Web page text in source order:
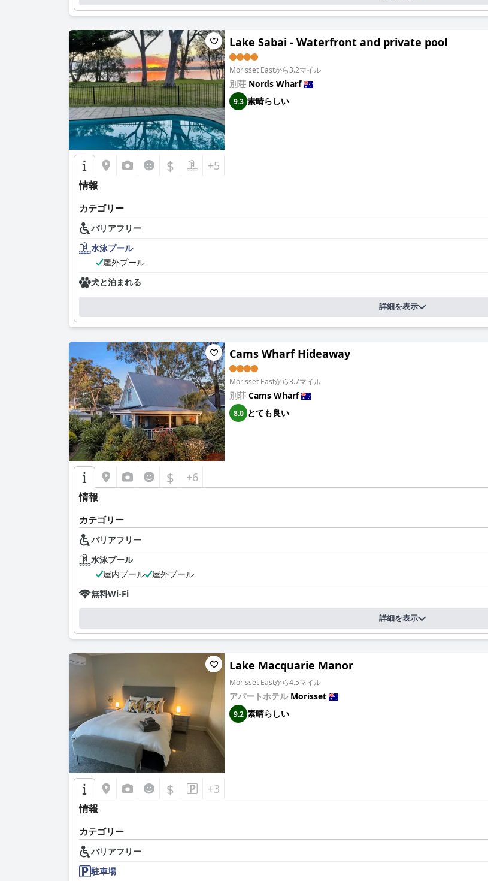
Lake Sabai - Waterfront and private pool
Morisset Eastから3.2マイル
別荘 Nords Wharf
9.3 素晴らしい
$ +5
情報
カテゴリー
バリアフリー
水泳プール
屋外プール
犬と泊まれる
詳細を表示
Cams Wharf Hideaway
Morisset Eastから3.7マイル
別荘 Cams Wharf
8.0 とても良い
$ +6
情報
カテゴリー
バリアフリー
水泳プール
屋内プール
屋外プール
無料Wi-Fi
詳細を表示
Lake Macquarie Manor
Morisset Eastから4.5マイル
アパートホテル Morisset
9.2 素晴らしい
$ +3
情報
カテゴリー
バリアフリー
駐車場